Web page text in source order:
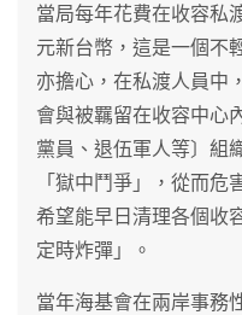
當局每年花費在收容私
元新台幣，這是一個不
亦擔心，在私渡人員中
會與被羈留在收容中心
黨員、退伍軍人等〕組
「獄中鬥爭」，從而
希望能早日清理各個收
定時炸彈」。
當年海基會在兩岸事務